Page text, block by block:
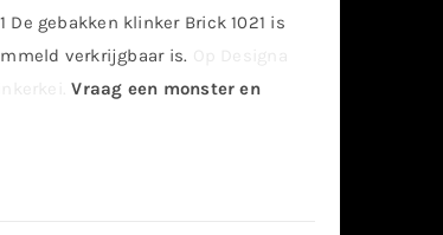
gebakken klinker Brick 1021 is
verkrijgbaar is.
Vraag een monster en